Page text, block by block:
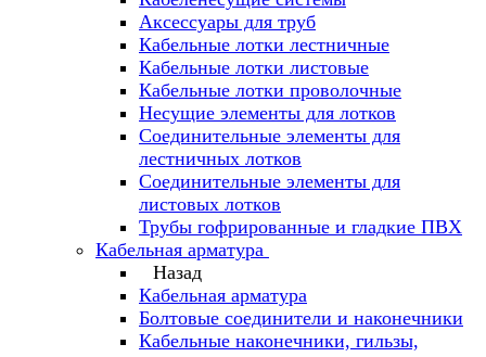
Аксессуары для труб
Кабельные лотки лестничные
Кабельные лотки листовые
Кабельные лотки проволочные
Несущие элементы для лотков
Соединительные элементы для
лестничных лотков
Соединительные элементы для
листовых лотков
Трубы гофрированные и гладкие ПВХ
Кабельная арматура
Назад
Кабельная арматура
Болтовые соединители и наконечники
Кабельные наконечники, гильзы,